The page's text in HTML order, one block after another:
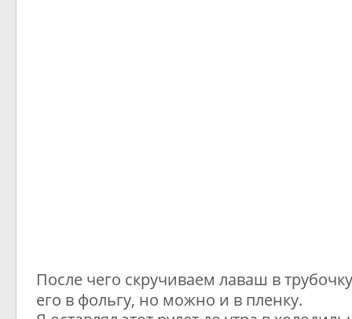
После чего скручиваем лаваш в
его в фольгу, но можно и в пленку.